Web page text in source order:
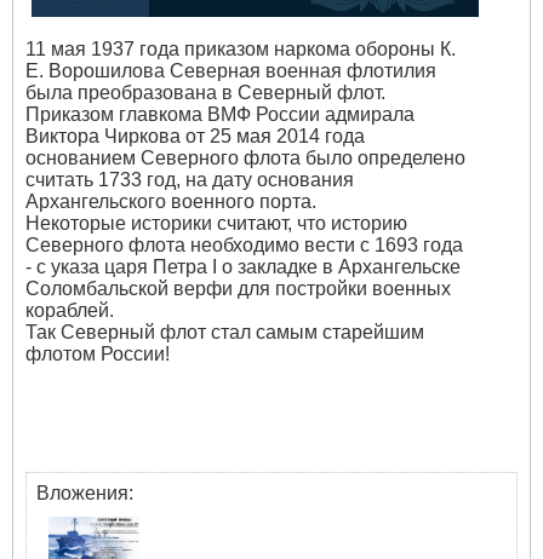
11 мая 1937 года приказом наркома обороны К.
Е. Ворошилова Северная военная флотилия
была преобразована в Северный флот.
Приказом главкома ВМФ России адмирала
Виктора Чиркова от 25 мая 2014 года
основанием Северного флота было определено
считать 1733 год, на дату основания
Архангельского военного порта.
Некоторые историки считают, что историю
Северного флота необходимо вести с 1693 года
- с указа царя Петра I о закладке в Архангельске
Соломбальской верфи для постройки военных
кораблей.
Так Северный флот стал самым старейшим
флотом России!
Вложения: